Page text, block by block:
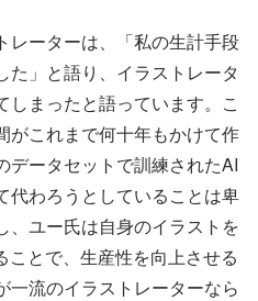
レーターは、「私の生計手段
た」と語り、イラストレータ
しまったと語っています。こ
がこれまで何十年もかけて作
データセットで訓練されたAI
代わろうとしていることは卑
、ユー氏は自身のイラストを
とで、生産性を向上させる
一流のイラストレーターなら